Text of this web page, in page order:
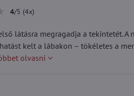
4/5 (4x)
látásra megragadja a tekintetét.
kelt a lábakon – tökéletes a
olvasni